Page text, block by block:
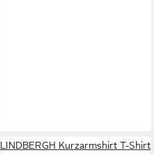
LINDBERGH Kurzarmshirt T-Shirt